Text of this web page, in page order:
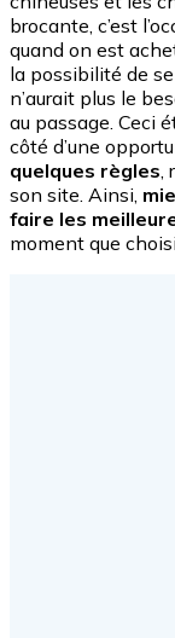
brocante, c’est
quand on est
la possibilité de
n’aurait plus le
au passage. Ceci
côté d’une
quelques règles
son site. Ainsi,
faire les
moment que